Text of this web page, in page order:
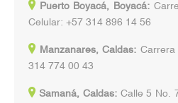
Puerto Boyacá, Boyacá:
Celular: +57 314 896 14 56
Manzanares, Caldas:
314 774 00 43
Samaná, Caldas: Calle 5 No.